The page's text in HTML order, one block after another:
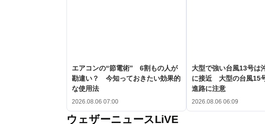
エアコンの“節電術” 6割もの人が
勘違い？ 今知っておきたい効果的
な使用法
2026.08.06 07:00
大型で強い台風13号は
に接近 大型の台風15
進路に注意
2026.08.06 06:09
ウェザーニュースLiVE